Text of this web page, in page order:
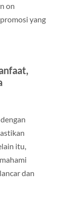
on
yang
itu,
dan